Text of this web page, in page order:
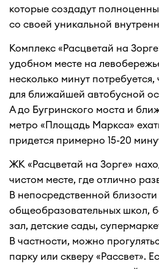
которые создадут
со своей уникальной
Комплекс «Расцветай на
удобном месте на
несколько минут
для ближайшей автобусной
А до Бугринского моста и
метро «Площадь Маркса»
придется примерно 15-20
ЖК «Расцветай на Зорге»
чистом месте, где отлично
В непосредственной близости
общеобразовательных школ,
зал, детские сады,
В частности, можно
парку или скверу «Рассвет».